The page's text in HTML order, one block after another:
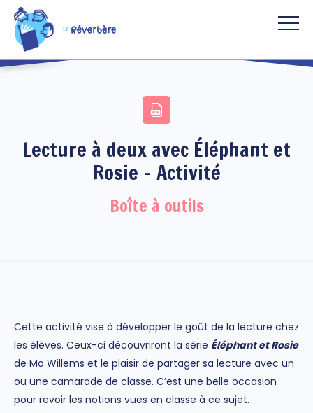
Aller au contenu principal
Lecture à deux avec Éléphant et
Rosie - Activité
Boîte à outils
Cette activité vise à développer le goût de la lecture chez
les élèves. Ceux-ci découvriront la série Éléphant et Rosie
de Mo Willems et le plaisir de partager sa lecture avec un
ou une camarade de classe. C’est une belle occasion
pour revoir les notions vues en classe à ce sujet.